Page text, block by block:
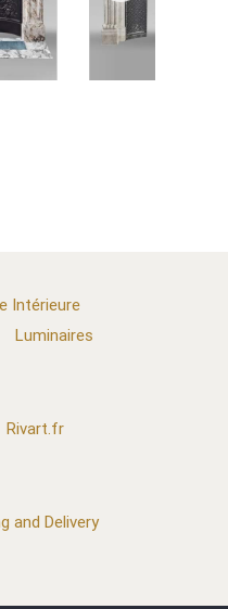
Intérieure
Luminaires
Rivart.fr
and Delivery